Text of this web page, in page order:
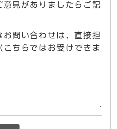
意見がありましたらご記
お問い合わせは、直接担
ちらではお受けできま